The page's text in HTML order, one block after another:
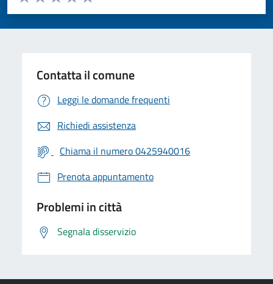
Valuta 5 stelle su 5
Valuta 4 stelle su 5
Valuta 3 stelle su 5
Valuta 2 stelle su 5
Valuta 1 stelle su 5
Contatta il comune
Leggi le domande frequenti
Richiedi assistenza
Chiama il numero 0425940016
Prenota appuntamento
Problemi in città
Segnala disservizio